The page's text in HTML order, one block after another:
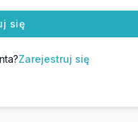
się
Zarejestruj się